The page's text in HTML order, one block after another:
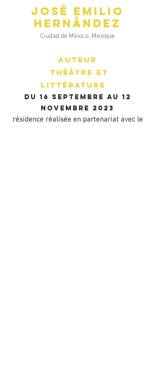
José Emilio
Hernández
Ciudad de México, Mexique
Auteur
théâtre et
littérature
DU 16 septembre au 12
novembre 2023
résidence réalisée en partenariat avec le